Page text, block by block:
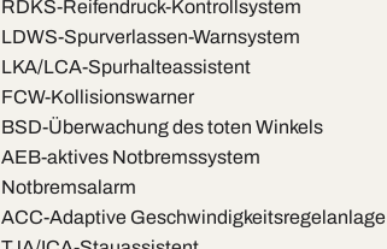
RDKS-Reifendruck-Kontrollsystem
LDWS-Spurverlassen-Warnsystem
LKA/LCA-Spurhalteassistent
FCW-Kollisionswarner
BSD-Überwachung des toten Winkels
AEB-aktives Notbremssystem
Notbremsalarm
ACC-Adaptive Geschwindigkeitsregelanlage